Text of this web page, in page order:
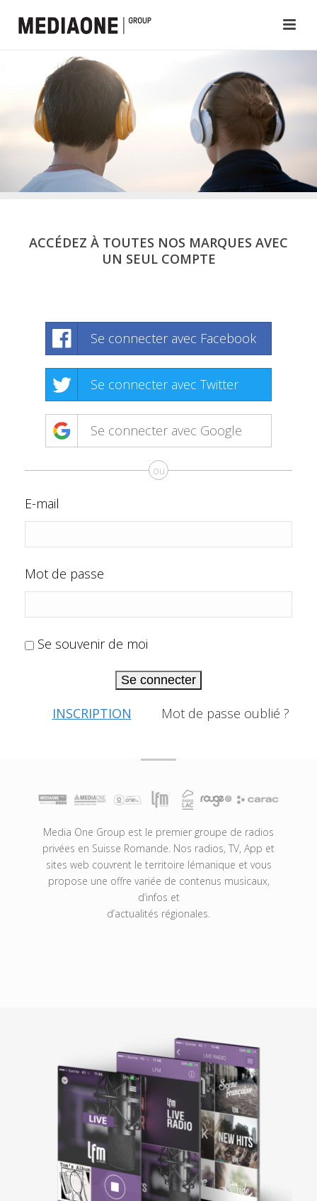
ACCÉDEZ À TOUTES NOS MARQUES AVEC
UN SEUL COMPTE
Se connecter avec Facebook
Se connecter avec Twitter
Se connecter avec Google
ou
E-mail
Mot de passe
Se souvenir de moi
Se connecter
INSCRIPTION Mot de passe oublié ?
Media One Group est le premier groupe de radios
privées en Suisse Romande. Nos radios, TV, App et
sites web couvrent le territoire lémanique et vous
propose une offre variée de contenus musicaux,
d’infos et
d’actualités régionales.